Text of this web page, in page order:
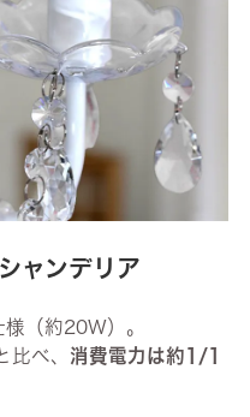
ャンデリア
（約20W）。
べ、 消費電力は約1/1